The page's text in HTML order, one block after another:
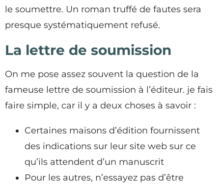
le soumettre. Un roman truffé de fautes sera
presque systématiquement refusé.
La lettre de soumission
On me pose assez souvent la question de la
fameuse lettre de soumission à l’éditeur. je fais
faire simple, car il y a deux choses à savoir :
Certaines maisons d’édition fournissent
des indications sur leur site web sur ce
qu’ils attendent d’un manuscrit
Pour les autres, n’essayez pas d’être